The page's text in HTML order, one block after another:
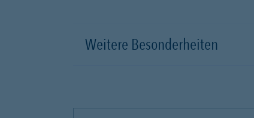
Weitere Besonderheiten